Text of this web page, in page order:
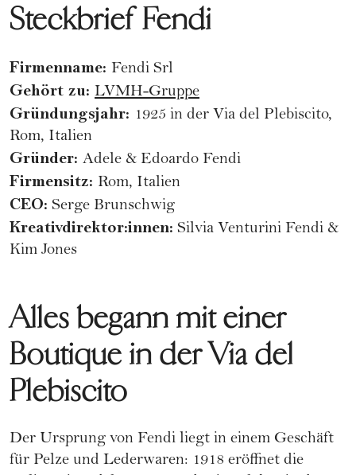
Steckbrief Fendi
Firmenname: Fendi Srl
Gehört zu: LVMH-Gruppe
Gründungsjahr: 1925 in der Via del Plebiscito,
Rom, Italien
Gründer: Adele & Edoardo Fendi
Firmensitz: Rom, Italien
CEO: Serge Brunschwig
Kreativdirektor:innen: Silvia Venturini Fendi &
Kim Jones
Alles begann mit einer
Boutique in der Via del
Plebiscito
Der Ursprung von Fendi liegt in einem Geschäft
für Pelze und Lederwaren: 1918 eröffnet die